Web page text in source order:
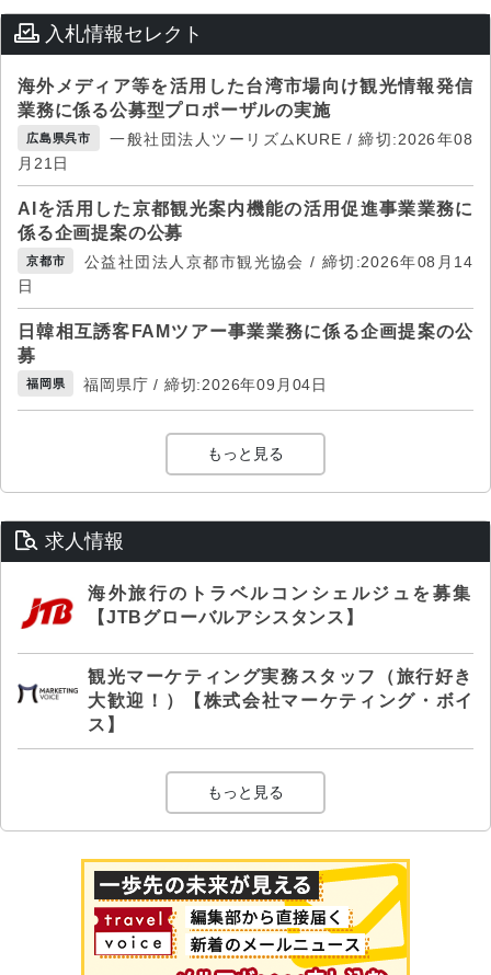
入札情報セレクト
海外メディア等を活用した台湾市場向け観光情報発信
業務に係る公募型プロポーザルの実施
広島県呉市
一般社団法人ツーリズムKURE / 締切:2026年08
月21日
AIを活用した京都観光案内機能の活用促進事業業務に
係る企画提案の公募
京都市
公益社団法人京都市観光協会 / 締切:2026年08月14
日
日韓相互誘客FAMツアー事業業務に係る企画提案の公
募
福岡県 福岡県庁 / 締切:2026年09月04日
もっと見る
求人情報
海外旅行のトラベルコンシェルジュを募集
【JTBグローバルアシスタンス】
観光マーケティング実務スタッフ（旅行好き
大歓迎！）【株式会社マーケティング・ボイ
ス】
もっと見る